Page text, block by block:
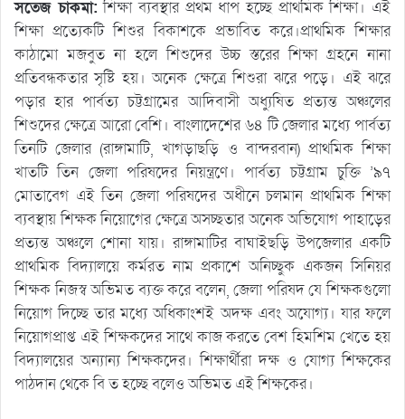
সতেজ চাকমা: শিক্ষা ব্যবস্থার প্রথম ধাপ হচ্ছে প্রাথমিক শিক্ষা। এই
শিক্ষা প্রত্যেকটি শিশুর বিকাশকে প্রভাবিত করে।প্রাথমিক শিক্ষার
কাঠামো মজবুত না হলে শিশুদের উচ্চ স্তরের শিক্ষা গ্রহনে নানা
প্রতিবন্ধকতার সৃষ্টি হয়। অনেক ক্ষেত্রে শিশুরা ঝরে পড়ে। এই ঝরে
পড়ার হার পার্বত্য চট্টগ্রামের আদিবাসী অধ্যুষিত প্রত্যন্ত অঞ্চলের
শিশুদের ক্ষেত্রে আরো বেশি। বাংলাদেশের ৬৪ টি জেলার মধ্যে পার্বত্য
তিনটি জেলার (রাঙ্গামাটি, খাগড়াছড়ি ও বান্দরবান) প্রাথমিক শিক্ষা
খাতটি তিন জেলা পরিষদের নিয়ন্ত্রণে। পার্বত্য চট্টগ্রাম চুক্তি ’৯৭
মোতাবেগ এই তিন জেলা পরিষদের অধীনে চলমান প্রাথমিক শিক্ষা
ব্যবস্থায় শিক্ষক নিয়োগের ক্ষেত্রে অসচ্ছতার অনেক অভিযোগ পাহাড়ের
প্রত্যন্ত অঞ্চলে শোনা যায়। রাঙ্গামাটির বাঘাইছড়ি উপজেলার একটি
প্রাথমিক বিদ্যালয়ে কর্মরত নাম প্রকাশে অনিচ্ছুক একজন সিনিয়র
শিক্ষক নিজস্ব অভিমত ব্যক্ত করে বলেন, জেলা পরিষদ যে শিক্ষকগুলো
নিয়োগ দিচ্ছে তার মধ্যে অধিকাংশই অদক্ষ এবং অযোগ্য। যার ফলে
নিয়োগপ্রাপ্ত এই শিক্ষকদের সাথে কাজ করতে বেশ হিমশিম খেতে হয়
বিদ্যালয়ের অন্যান্য শিক্ষকদের। শিক্ষার্থীরা দক্ষ ও যোগ্য শিক্ষকের
পাঠদান থেকে বি ত হচ্ছে বলেও অভিমত এই শিক্ষকের।